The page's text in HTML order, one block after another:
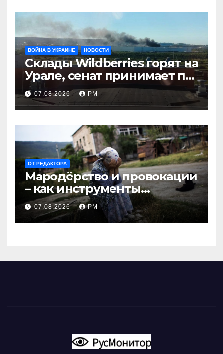
ВОЙНА В УКРАИНЕ НОВОСТИ
Склады Wildberries горят на
Урале, сенат принимает по
Грэму закон
07.08.2026 РМ
ОТ РЕДАКТОРА
Мародёрство и провокации
– как инструменты
современной политики
России
07.08.2026 РМ